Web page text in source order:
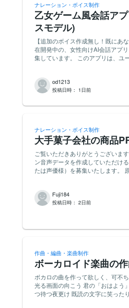
用可） 【用途について（必ずお読みください）】 録音いただいた音源は、AI（機械学習）モデル
の開発・学習用素材として使用し
ェア開発のための学習データとし
ださい。 【権利について】 納品いただいた音源の著作権・使用権は、AI学習を含む一切の用途に
つき発注者（購入者）に帰属する
ます。 【追加録音について】 納品後の確認で特定の音の本数が不足していた場合、後日、同条
件・同料金で追加の録音をお願い
ナレーション・ボイス制作
乙女ゲーム風会話ア
スモデル)
【追加のボイス作成無し！既にあ
在開発中の、女性向けAI会話アプ
集しています。 このアプリは、ユ
収録は不要です。 - 収録いただいた音声をもとにAI音声モデル（ボイスクローン）を作成 - ゲーム
内で選択できるキャラクターの音
マ、これまでの実績問いません！
方からのご応募を歓迎します。 ・
っかり表現できる方 【実際の利用方法】 添付のurlに（Ｘ投稿）に、アプリでのキャラクター応答
例がありますので参考にしてください。 【AI音声モデルについて】 今回の音声は
クローンに使用します。 作成した
アプリ・Webサービス・紹介動画・SNS等で商
とをご理解・ご了承いただける方のみお願いいたします
od1213
投稿日時： 1日前
ナレーション・ボイス制作
大手菓子会社の商品
ご覧いただきありがとうございま
ン音声データを作成していただける、 【対応言語：タ
たは声優様）を募集いたします。
事内容 概要: 商品PR動画用ナレー
の言語を入れる：例：タイ語 / 英
オーディオインターフェース等の
NGとさせていただきます。 ■ 報酬 【各言語10,000円〜15000円以下で見積りをお願いします（シ
ステム手数料込・税別）】 ■ 納期 原稿お渡し後、3日以内 ■ 応募方法 ご応募の際は、以下の項目
を添えてご連絡ください。 簡易的
績リンク） 使用している録音機材
ご質問等ございましたら、お気軽
募を心よりお待ちしております！ 【必須条件】 ・タイ語を母国語とし、ネイティブレベルの発
Fuji184
投稿日時： 2日前
作曲・編曲・楽曲制作
ボーカロイド楽曲の
ボカロの曲を作って欲しく、可不ちゃ
光る画面の向こう 君の「おはよう」
つ待つ夜更け 既読の文字に笑ったり た